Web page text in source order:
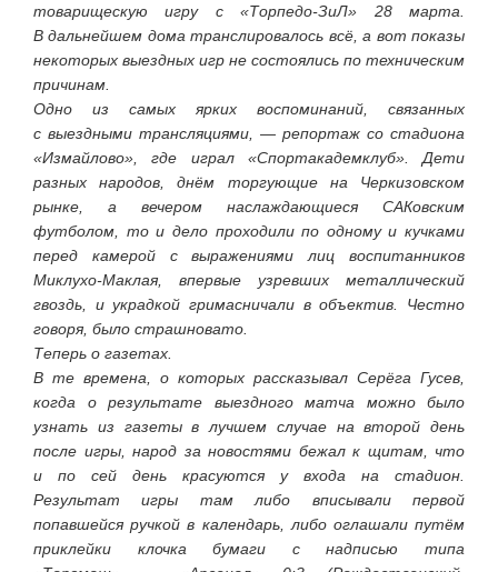
товарищескую игру с «Торпедо-ЗиЛ» 28 марта.
В дальнейшем дома транслировалось всё, а вот показы
некоторых выездных игр не состоялись по техническим
причинам.
Одно из самых ярких воспоминаний, связанных
с выездными трансляциями, — репортаж со стадиона
«Измайлово», где играл «Спортакадемклуб». Дети
разных народов, днём торгующие на Черкизовском
рынке, а вечером наслаждающиеся САКовским
футболом, то и дело проходили по одному и кучками
перед камерой с выражениями лиц воспитанников
Миклухо-Маклая, впервые узревших металлический
гвоздь, и украдкой гримасничали в объектив. Честно
говоря, было страшновато.
Теперь о газетах.
В те времена, о которых рассказывал Серёга Гусев,
когда о результате выездного матча можно было
узнать из газеты в лучшем случае на второй день
после игры, народ за новостями бежал к щитам, что
и по сей день красуются у входа на стадион.
Результат игры там либо вписывали первой
попавшейся ручкой в календарь, либо оглашали путём
приклейки клочка бумаги с надписью типа